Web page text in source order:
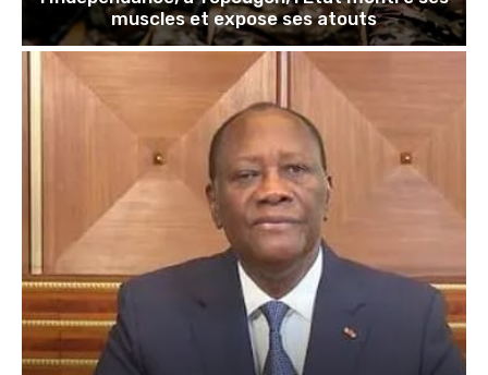
muscles et expose ses atouts